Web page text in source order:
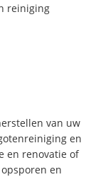
reiniging
van uw
en
en renovatie of
en